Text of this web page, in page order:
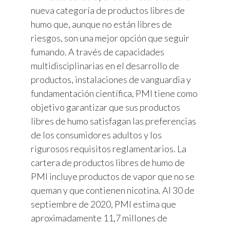
nueva categoría de productos libres de
humo que, aunque no están libres de
riesgos, son una mejor opción que seguir
fumando. A través de capacidades
multidisciplinarias en el desarrollo de
productos, instalaciones de vanguardia y
fundamentación científica, PMI tiene como
objetivo garantizar que sus productos
libres de humo satisfagan las preferencias
de los consumidores adultos y los
rigurosos requisitos reglamentarios. La
cartera de productos libres de humo de
PMI incluye productos de vapor que no se
queman y que contienen nicotina. Al 30 de
septiembre de 2020, PMI estima que
aproximadamente 11,7 millones de